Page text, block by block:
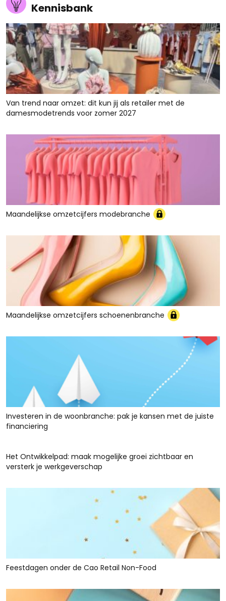
Kennisbank
Van trend naar omzet: dit kun jij als retailer met de
damesmodetrends voor zomer 2027
Maandelijkse omzetcijfers modebranche
Maandelijkse omzetcijfers schoenenbranche
Investeren in de woonbranche: pak je kansen met de juiste
financiering
Het Ontwikkelpad: maak mogelijke groei zichtbaar en
versterk je werkgeverschap
Feestdagen onder de Cao Retail Non-Food